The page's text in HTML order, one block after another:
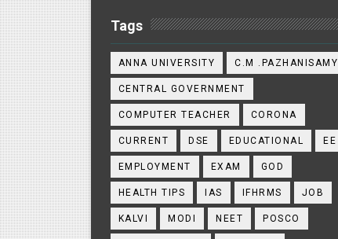
Tags
ANNA UNIVERSITY C.M .PAZHANISAMY
CENTRAL GOVERNMENT
COMPUTER TEACHER CORONA
CURRENT DSE EDUCATIONAL EE
EMPLOYMENT EXAM GOD
HEALTH TIPS IAS IFHRMS JOB
KALVI MODI NEET POSCO